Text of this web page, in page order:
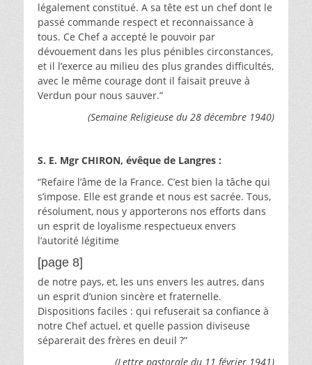
légalement constitué. A sa tête est un chef dont le
passé commande respect et reconnaissance à
tous. Ce Chef a accepté le pouvoir par
dévouement dans les plus pénibles circonstances,
et il l’exerce au milieu des plus grandes difficultés,
avec le même courage dont il faisait preuve à
Verdun pour nous sauver.”
(Semaine Religieuse du 28 décembre 1940)
S. E. Mgr CHIRON, évêque de Langres :
“Refaire l’âme de la France. C’est bien la tâche qui
s’impose. Elle est grande et nous est sacrée. Tous,
résolument, nous y apporterons nos efforts dans
un esprit de loyalisme respectueux envers
l’autorité légitime
[page 8]
de notre pays, et, les uns envers les autres, dans
un esprit d’union sincère et fraternelle.
Dispositions faciles : qui refuserait sa confiance à
notre Chef actuel, et quelle passion diviseuse
séparerait des frères en deuil ?”
(Lettre pastorale du 11 février 1941)